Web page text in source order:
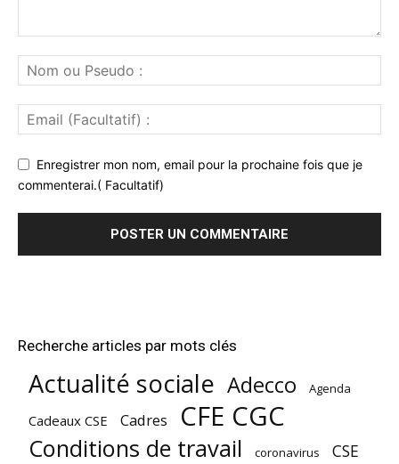
Enregistrer mon nom, email pour la prochaine fois que je
commenterai.( Facultatif)
Recherche articles par mots clés
Actualité sociale Adecco Agenda
Cadeaux CSE Cadres CFE CGC
Conditions de travail coronavirus CSE